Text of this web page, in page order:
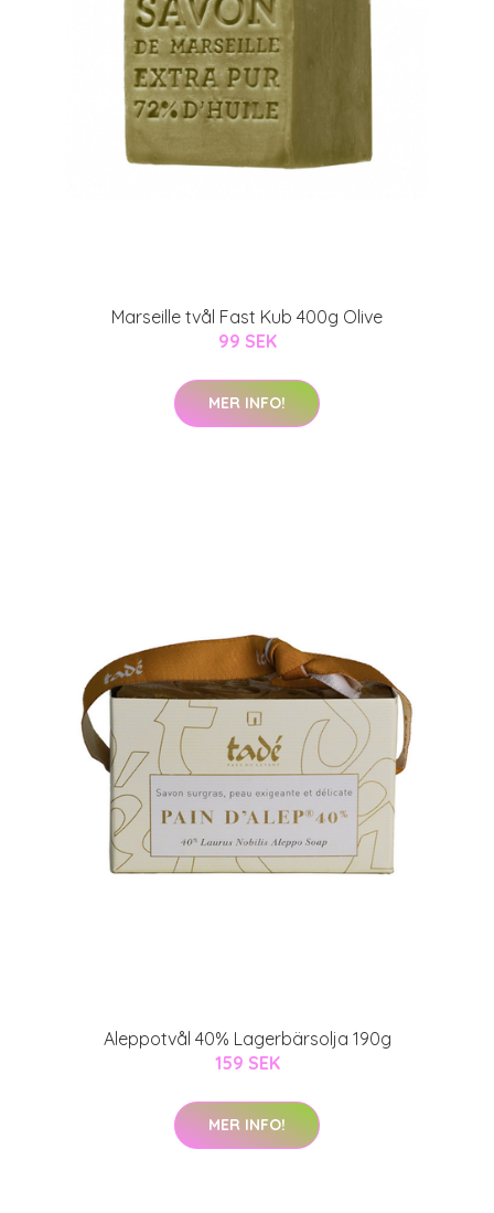
Marseille tvål Fast Kub 400g Olive
99 SEK
MER INFO!
Aleppotvål 40% Lagerbärsolja 190g
159 SEK
MER INFO!